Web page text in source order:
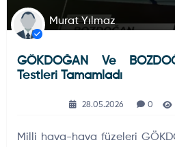
Murat Yılmaz
GÖKDOĞAN Ve
Testleri Tamamladı
28.05.2026 0
Milli hava-hava füzeleri